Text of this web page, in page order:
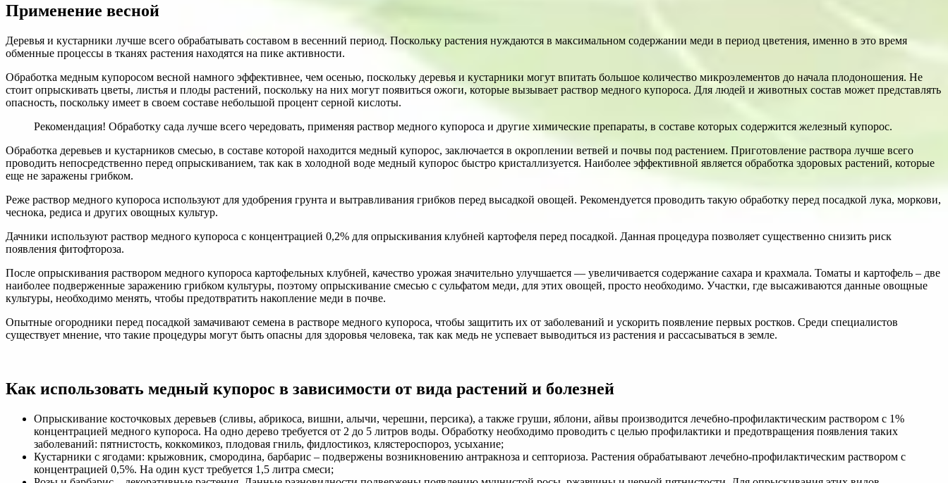
Применение весной
Деревья и кустарники лучше всего обрабатывать составом в весенний период. Поскольку растения нуждаются в максимальном содержании меди в период цветения, именно в это время
обменные процессы в тканях растения находятся на пике активности.
Обработка медным купоросом весной намного эффективнее, чем осенью, поскольку деревья и кустарники могут впитать большое количество микроэлементов до начала плодоношения. Не
стоит опрыскивать цветы, листья и плоды растений, поскольку на них могут появиться ожоги, которые вызывает раствор медного купороса. Для людей и животных состав может представлять
опасность, поскольку имеет в своем составе небольшой процент серной кислоты.
Рекомендация! Обработку сада лучше всего чередовать, применяя раствор медного купороса и другие химические препараты, в составе которых содержится железный купорос.
Обработка деревьев и кустарников смесью, в составе которой находится медный купорос, заключается в окроплении ветвей и почвы под растением. Приготовление раствора лучше всего
проводить непосредственно перед опрыскиванием, так как в холодной воде медный купорос быстро кристаллизуется. Наиболее эффективной является обработка здоровых растений, которые
еще не заражены грибком.
Реже раствор медного купороса используют для удобрения грунта и вытравливания грибков перед высадкой овощей. Рекомендуется проводить такую обработку перед посадкой лука, моркови,
чеснока, редиса и других овощных культур.
Дачники используют раствор медного купороса с концентрацией 0,2% для опрыскивания клубней картофеля перед посадкой. Данная процедура позволяет существенно снизить риск
появления фитофтороза.
После опрыскивания раствором медного купороса картофельных клубней, качество урожая значительно улучшается — увеличивается содержание сахара и крахмала. Томаты и картофель – две
наиболее подверженные заражению грибком культуры, поэтому опрыскивание смесью с сульфатом меди, для этих овощей, просто необходимо. Участки, где высаживаются данные овощные
культуры, необходимо менять, чтобы предотвратить накопление меди в почве.
Опытные огородники перед посадкой замачивают семена в растворе медного купороса, чтобы защитить их от заболеваний и ускорить появление первых ростков. Среди специалистов
существует мнение, что такие процедуры могут быть опасны для здоровья человека, так как медь не успевает выводиться из растения и рассасываться в земле.
Как использовать медный купорос в зависимости от вида растений и болезней
Опрыскивание косточковых деревьев (сливы, абрикоса, вишни, алычи, черешни, персика), а также груши, яблони, айвы производится лечебно-профилактическим раствором с 1%
концентрацией медного купороса. На одно дерево требуется от 2 до 5 литров воды. Обработку необходимо проводить с целью профилактики и предотвращения появления таких
заболеваний: пятнистость, коккомикоз, плодовая гниль, фидлостикоз, клястероспороз, усыхание;
Кустарники с ягодами: крыжовник, смородина, барбарис – подвержены возникновению антракноза и септориоза. Растения обрабатывают лечебно-профилактическим раствором с
концентрацией 0,5%. На один куст требуется 1,5 литра смеси;